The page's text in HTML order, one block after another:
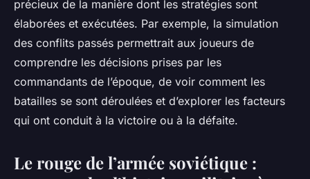
précieux de la manière dont les stratégies sont
élaborées et exécutées. Par exemple, la simulation
des conflits passés permettrait aux joueurs de
comprendre les décisions prises par les
commandants de l’époque, de voir comment les
batailles se sont déroulées et d’explorer les facteurs
qui ont conduit à la victoire ou à la défaite.
Le rouge de l’armée soviétique :